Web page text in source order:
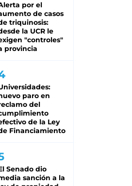
por el
de casos
triquinosis:
la UCR le
"controles"
provincia
paro en
del
de la Ley
Financiamiento
Senado dio
sanción a la